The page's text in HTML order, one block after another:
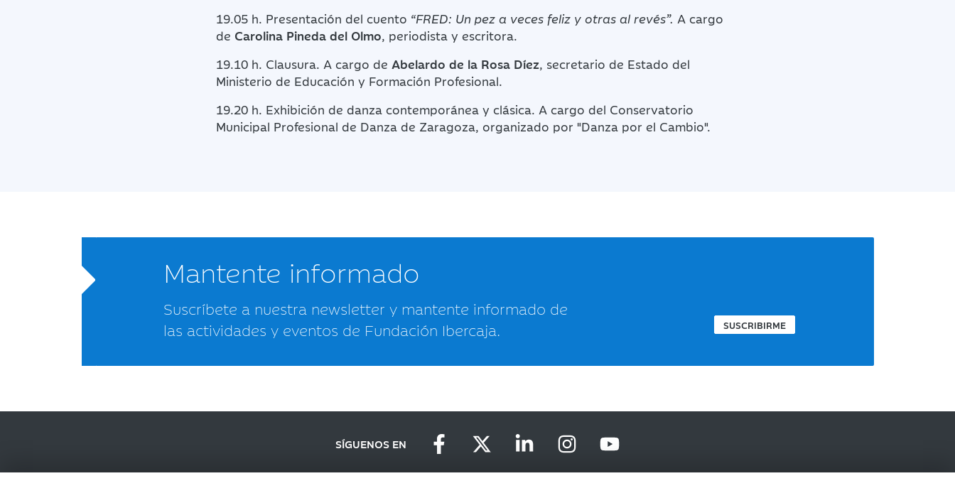
19.05 h. Presentación del cuento “FRED: Un pez a veces feliz y otras al revés”. A cargo
de Carolina Pineda del Olmo, periodista y escritora.
19.10 h. Clausura. A cargo de Abelardo de la Rosa Díez, secretario de Estado del
Ministerio de Educación y Formación Profesional.
19.20 h. Exhibición de danza contemporánea y clásica. A cargo del Conservatorio
Municipal Profesional de Danza de Zaragoza, organizado por "Danza por el Cambio".
Mantente informado
Suscríbete a nuestra newsletter y mantente informado de
las actividades y eventos de Fundación Ibercaja.
SUSCRIBIRME
SÍGUENOS EN